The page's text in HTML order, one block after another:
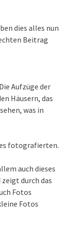
dies alles nun
Beitrag
Aufzüge der
Häusern, das
was in
fotografierten.
auch dieses
durch das
Fotos
Fotos